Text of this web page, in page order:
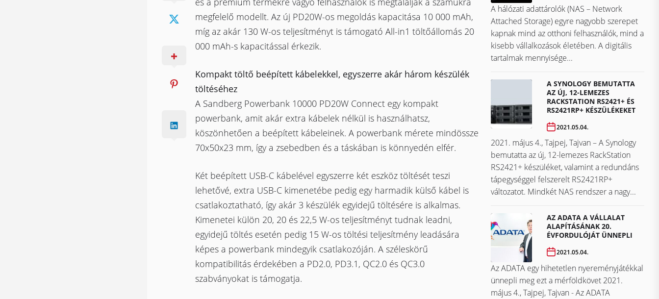
megfelelő modellt. Az új PD20W-os megoldás kapacitása 10 000 mAh,
míg az akár 130 W-os teljesítményt is támogató All-in1 töltőállomás 20
000 mAh-s kapacitással érkezik.
Kompakt töltő beépített kábelekkel, egyszerre akár három készülék
töltéséhez
A Sandberg Powerbank 10000 PD20W Connect egy kompakt
powerbank, amit akár extra kábelek nélkül is használhatsz,
köszönhetően a beépített kábeleinek. A powerbank mérete mindössze
70x50x23 mm, így a zsebedben és a táskában is könnyedén elfér.
Két beépített USB-C kábelével egyszerre két eszköz töltését teszi
lehetővé, extra USB-C kimenetébe pedig egy harmadik külső kábel is
csatlakoztatható, így akár 3 készülék egyidejű töltésére is alkalmas.
Kimenetei külön 20, 20 és 22,5 W-os teljesítményt tudnak leadni,
egyidejű töltés esetén pedig 15 W-os töltési teljesítmény leadására
képes a powerbank mindegyik csatlakozóján. A széleskörű
kompatibilitás érdekében a PD2.0, PD3.1, QC2.0 és QC3.0
szabványokat is támogatja.
A hálózati adattárolók (NAS – Network
Attached Storage) egyre nagyobb szerepet
kapnak mind az otthoni felhasználók, mind a
kisebb vállalkozások életében. A digitális
tartalmak mennyisége...
A SYNOLOGY BEMUTATTA
AZ ÚJ, 12-LEMEZES
RACKSTATION RS2421+ ÉS
RS2421RP+ KÉSZÜLÉKEKET
2021.05.04.
2021. május 4., Tajpej, Tajvan – A Synology
bemutatta az új, 12-lemezes RackStation
RS2421+ készüléket, valamint a redundáns
tápegységgel felszerelt RS2421RP+
változatot. Mindkét NAS rendszer a nagy...
AZ ADATA A VÁLLALAT
ALAPÍTÁSÁNAK 20.
ÉVFORDULÓJÁT ÜNNEPLI
2021.05.04.
Az ADATA egy hihetetlen nyereményjátékkal
ünnepli meg ezt a mérföldkövet ​​​​​​​2021.
május 4., Tajpej, Tajvan - Az ADATA